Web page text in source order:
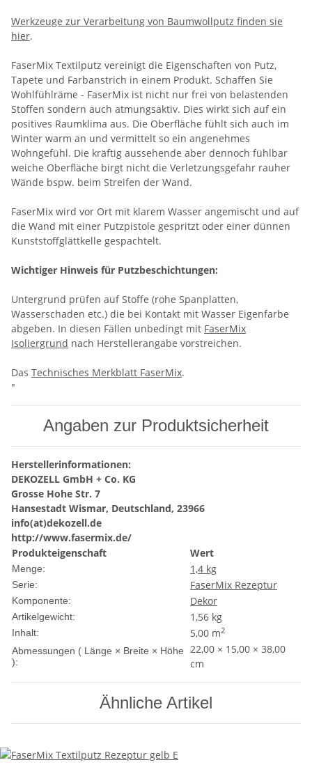
Werkzeuge zur Verarbeitung von Baumwollputz finden sie
hier.
FaserMix Textilputz vereinigt die Eigenschaften von Putz,
Tapete und Farbanstrich in einem Produkt. Schaffen Sie
Wohlfühlräme - FaserMix ist nicht nur frei von belastenden
Stoffen sondern auch atmungsaktiv. Dies wirkt sich auf ein
positives Raumklima aus. Die Oberfläche fühlt sich auch im
Winter warm an und vermittelt so ein angenehmes
Wohngefühl. Die kräftig aussehende aber dennoch fühlbar
weiche Oberfläche birgt nicht die Verletzungsgefahr rauher
Wände bspw. beim Streifen der Wand.
FaserMix wird vor Ort mit klarem Wasser angemischt und auf
die Wand mit einer Putzpistole gespritzt oder einer dünnen
Kunststoffglättkelle gespachtelt.
Wichtiger Hinweis für Putzbeschichtungen:
Untergrund prüfen auf Stoffe (rohe Spanplatten,
Wasserschaden etc.) die bei Kontakt mit Wasser Eigenfarbe
abgeben. In diesen Fällen unbedingt mit FaserMix
Isoliergrund nach Herstellerangabe vorstreichen.
Das Technisches Merkblatt FaserMix.
"
Angaben zur Produktsicherheit
Herstellerinformationen:
DEKOZELL GmbH + Co. KG
Grosse Hohe Str. 7
Hansestadt Wismar, Deutschland, 23966
info(at)dekozell.de
http://www.fasermix.de/
Produkteigenschaft
Wert
Menge: 1,4 kg
Serie: FaserMix Rezeptur
Komponente: Dekor
Artikelgewicht: 1,56 kg
Inhalt: 5,00 m2
Abmessungen ( Länge × Breite × Höhe
):
22,00 × 15,00 × 38,00
cm
Ähnliche Artikel